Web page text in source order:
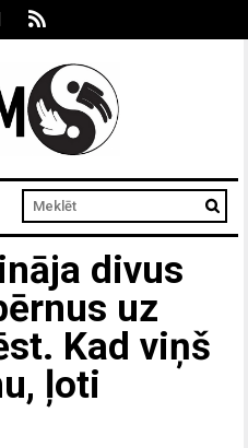
divus
uz
Kad viņš
ļoti